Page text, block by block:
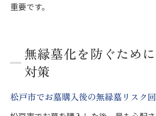
重要です。
無縁墓化を防ぐため
対策
松戸市でお墓購入後の無縁墓リスク